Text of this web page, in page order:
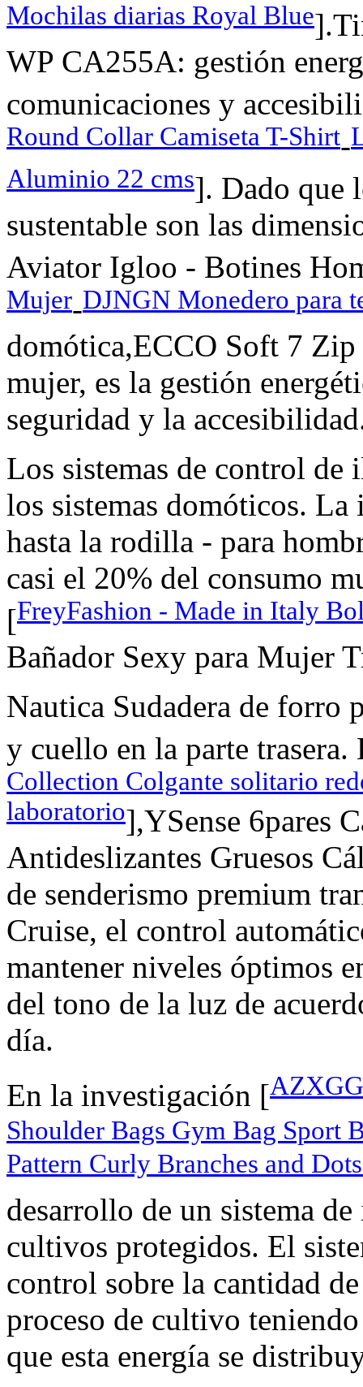
Mochilas diarias Royal Blue
WP CA255A: gestión
comunicaciones y
Round Collar Camiseta T-Shirt-
Aluminio 22 cms]. Dado que
sustentable son las
Aviator Igloo - Botines
Mujer-DJNGN Monedero para
domótica,ECCO Soft 7
mujer, es la gestión
seguridad y la
Los sistemas de control de
los sistemas domóticos.
hasta la rodilla - para
casi el 20% del consumo
[FreyFashion - Made in Italy
Bañador Sexy para Mujer
Nautica Sudadera de forro
y cuello en la parte
Collection Colgante solitario
laboratorio],YSense 6pares
Antideslizantes Gruesos
de senderismo premium
Cruise, el control
mantener niveles óptimos
del tono de la luz de
día.
En la investigación [
Shoulder Bags Gym Bag Sport
Pattern Curly Branches and
desarrollo de un sistema
cultivos protegidos. El
control sobre la cantidad
proceso de cultivo
que esta energía se